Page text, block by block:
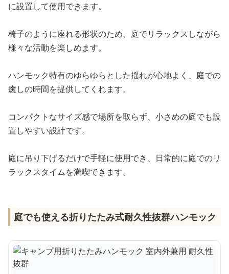
に設置して使用できます。
椅子のように座れる形状のため、庭でリラックスしながら
様々な活動を楽しめます。
ハンモック特有のゆらゆらとした揺れが心地よく、庭での
癒しの時間を提供してくれます。
コンパクトなサイズ感で場所を取らず、小さめの庭でも設
置しやすい設計です。
庭に吊り下げるだけで手軽に使用でき、日常的に庭でのリ
ラックスタイムを満喫できます。
庭でも使える折りたたみ式耐久性抜群ハンモック